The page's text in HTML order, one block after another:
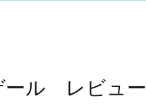
ール レビュー